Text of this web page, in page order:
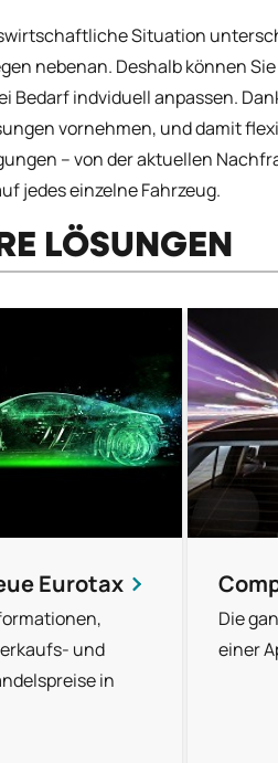
Situation
nebenan. Deshalb können
Bedarf indviduell anpassen.
vornehmen, und damit
– von der aktuellen
jedes einzelne Fahrzeug.
LÖSUNGEN
Eurotax
und
in
Die
einer